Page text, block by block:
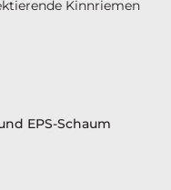
Kinnriemen
EPS-Schaum